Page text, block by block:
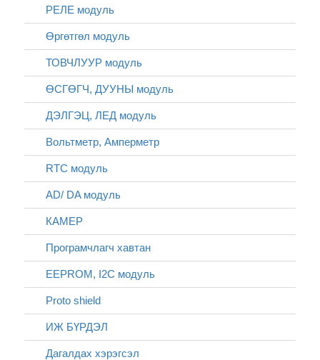
РЕЛЕ модуль
Өргөтгөл модуль
ТОВЧЛУУР модуль
ӨСГӨГЧ, ДУУНЫ модуль
ДЭЛГЭЦ, ЛЕД модуль
Вольтметр, Амперметр
RTC модуль
AD/ DA модуль
КАМЕР
Програмчлагч хавтан
EEPROM, I2C модуль
Proto shield
ИЖ БҮРДЭЛ
Дагалдах хэрэгсэл